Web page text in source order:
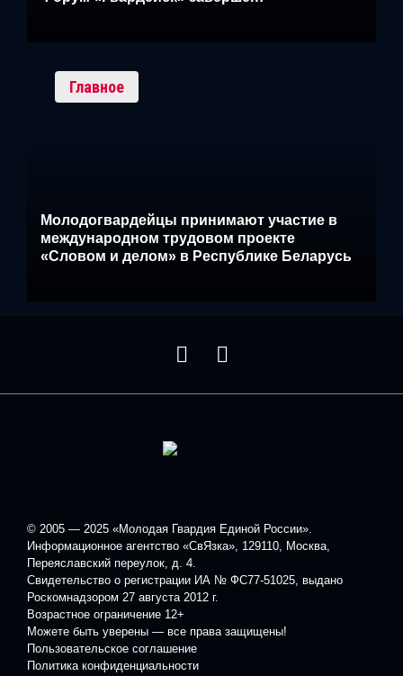
Главное
Молодогвардейцы принимают участие в
международном трудовом проекте
«Словом и делом» в Республике Беларусь
© 2005 — 2025 «Молодая Гвардия Единой России».
Информационное агентство «СвЯзка», 129110, Москва,
Переяславский переулок, д. 4.
Свидетельство о регистрации ИА № ФС77-51025, выдано
Роскомнадзором 27 августа 2012 г.
Возрастное ограничение 12+
Можете быть уверены — все права защищены!
Пользовательское соглашение
Политика конфиденциальности